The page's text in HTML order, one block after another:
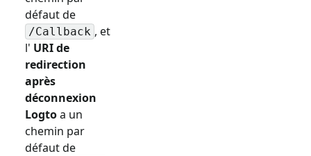
défaut de
/Callback , et
l' URI de
redirection
après
déconnexion
Logtoa un
chemin par
défaut de